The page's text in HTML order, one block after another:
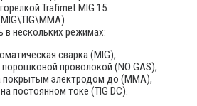
Trafimet MIG 15.
нескольких режимах:
сварка (MIG),
проволокой (NO GAS),
покрытым электродом до (ММА),
постоянном токе (TIG DC).